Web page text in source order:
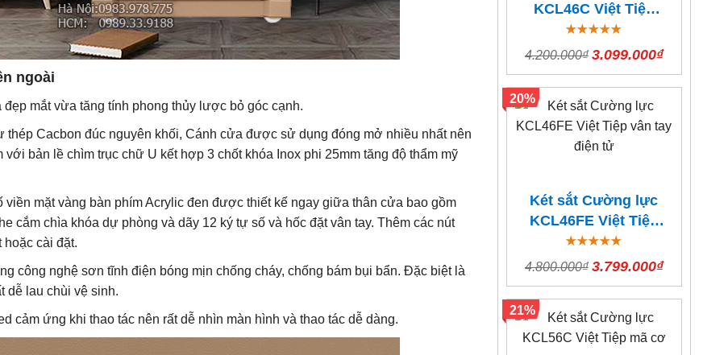
ngoài
mắt vừa tăng tính phong thủy lược bỏ góc cạnh.
thép Cacbon đúc nguyên khối, Cánh cửa được sử dụng đóng mở nhiều nhất nên
bản lề chìm trục chữ U kết hợp 3 chốt khóa Inox phi 25mm tăng độ thẩm mỹ
viền mặt vàng bàn phím Acrylic đen được thiết kế ngay giữa thân cửa bao gồm
cắm chìa khóa dự phòng và dãy 12 ký tự số và hốc đặt vân tay. Thêm các nút
hoặc cài đặt.
công nghệ sơn tĩnh điện bóng mịn chống cháy, chống bám bụi bẩn. Đặc biệt là
dễ lau chùi vệ sinh.
cảm ứng khi thao tác nên rất dễ nhìn màn hình và thao tác dễ dàng.
KCL46C Việt Tiệp
mã cơ
4.200.000₫ 3.099.000₫
Két sắt Cường lực
KCL46FE Việt Tiệp
vân tay điện tử
4.800.000₫ 3.799.000₫
20%
21%